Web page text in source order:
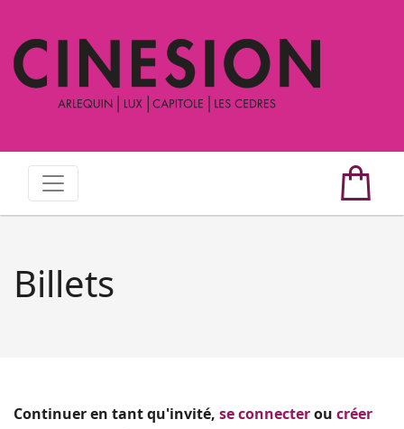
Billets
Continuer en tant qu'invité, se connecterou créer